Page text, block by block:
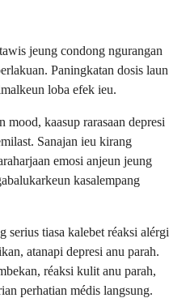
jeung condong ngurangan
Paningkatan dosis laun
loba efek ieu.
mood, kaasup rarasaan depresi
Sanajan ieu kirang
emosi anjeun jeung
kasalempang
serius tiasa kalebet réaksi alérgi
atanapi depresi anu parah.
réaksi kulit anu parah,
perhatian médis langsung.